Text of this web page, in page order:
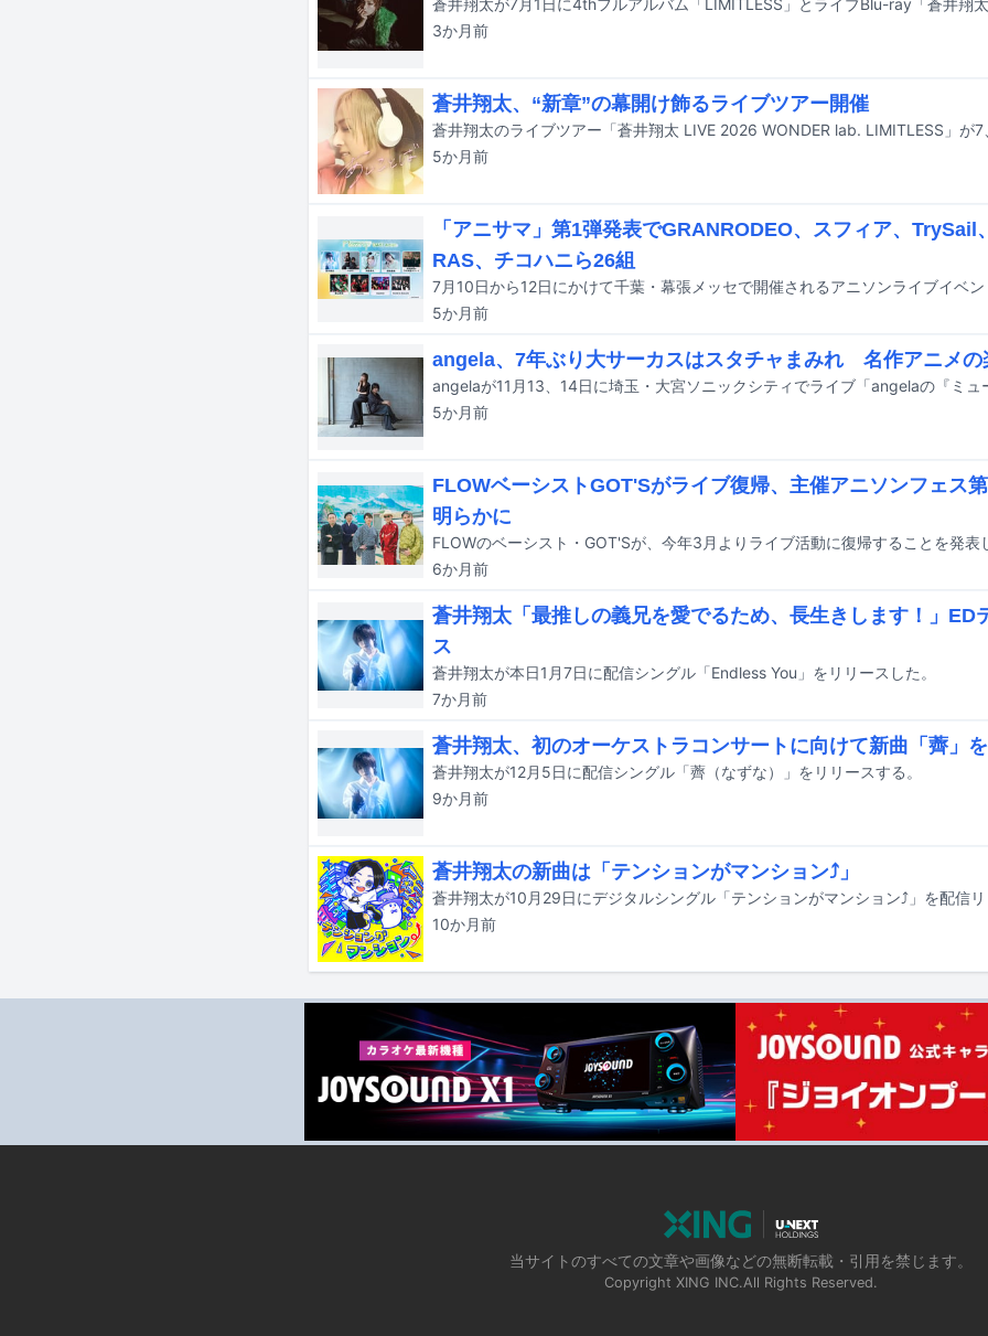
3か月前
蒼井翔太、“新章”の幕開け飾るライブツアー開催
蒼井翔太のライブツアー「蒼井翔太 LIVE 2026 WONDER lab. LIMITLESS」が7
5か月前
「アニサマ」第1弾発表でGRANRODEO、スフィア、TrySail
RAS、チコハニら26組
5か月前
angela、7年ぶり大サーカスはスタチャまみれ 名作アニメの
5か月前
FLOWベーシストGOT'Sがライブ復帰、主催アニソンフェス
明らかに
6か月前
蒼井翔太「最推しの義兄を愛でるため、長生きします！」ED
ス
蒼井翔太が本日1月7日に配信シングル「Endless You」をリリースした。
7か月前
蒼井翔太、初のオーケストラコンサートに向けて新曲「薺」
蒼井翔太が12月5日に配信シングル「薺（なずな）」をリリースする。
9か月前
蒼井翔太の新曲は「テンションがマンション⤴」
蒼井翔太が10月29日にデジタルシングル「テンションがマンション⤴」を配信リ
10か月前
当サイトのすべての文章や画像などの無断転載・引用を禁じます。
Copyright XING INC.All Rights Reserved.